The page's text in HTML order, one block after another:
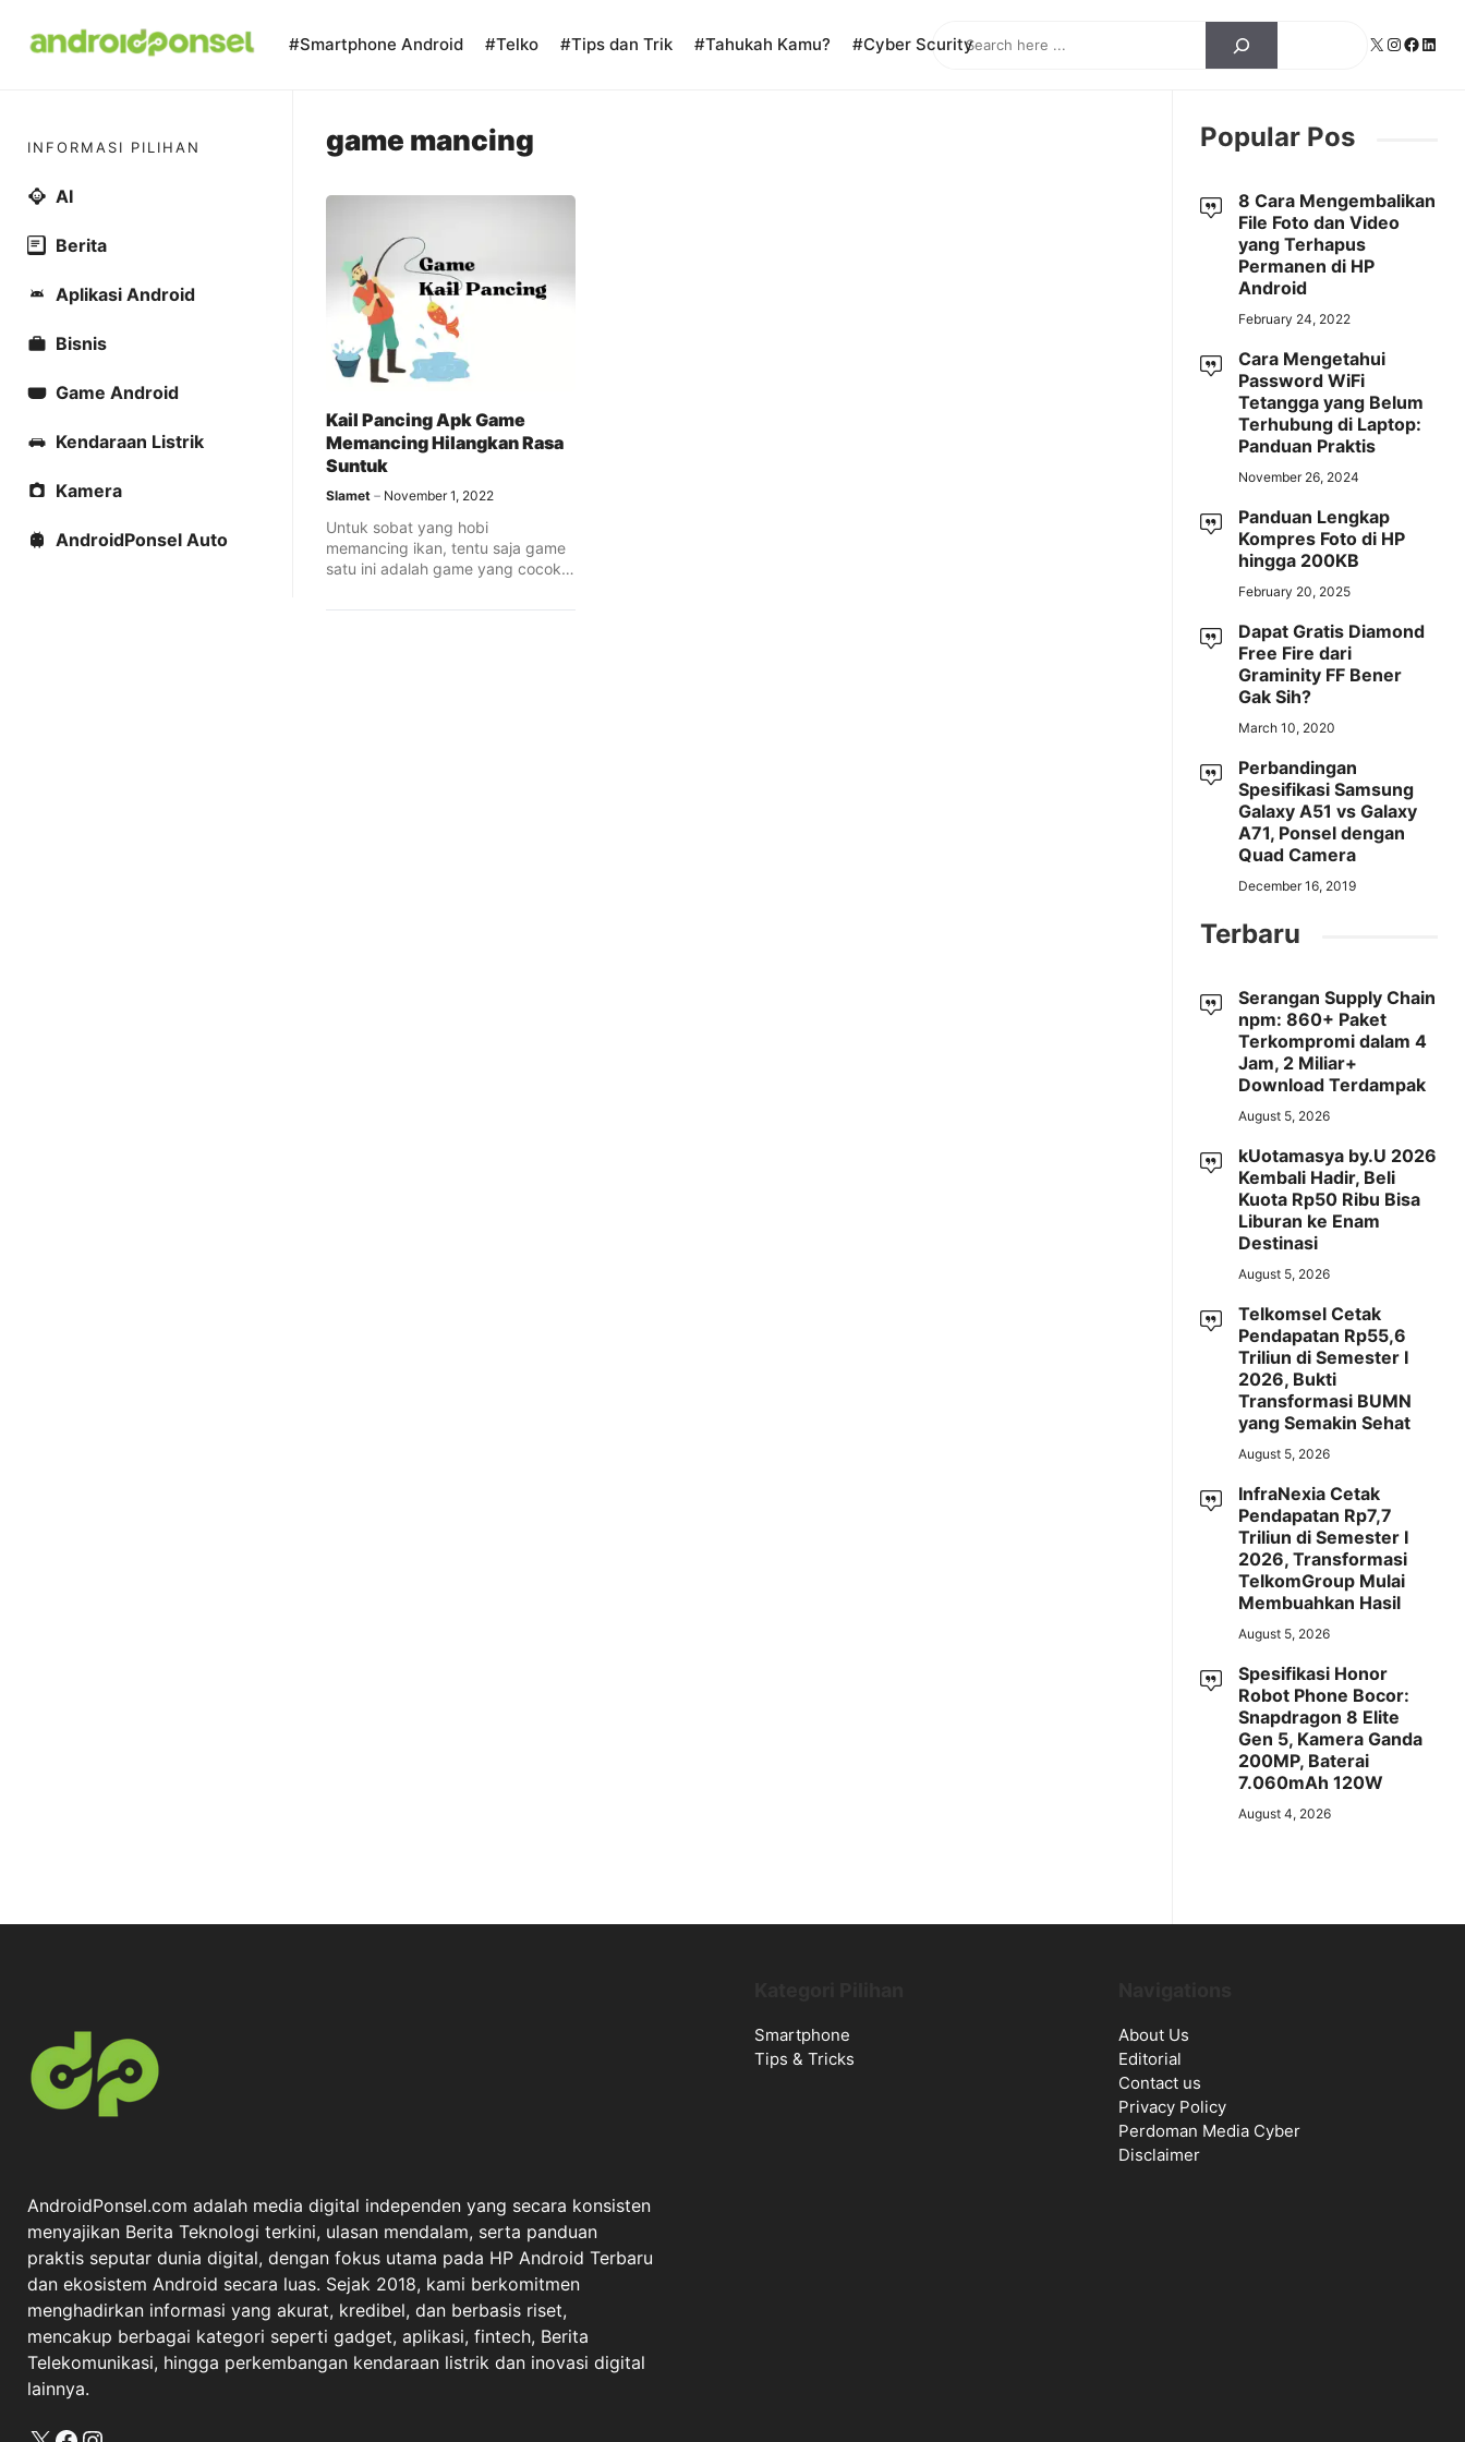
Search X Instagram
#Smartphone Android #Telko #Tips dan Trik #Tahukah Kamu? #Cyber Scurity
game mancing
Kail Pancing Apk Game
Memancing Hilangkan Rasa
Suntuk
Slamet November 1, 2022
Untuk sobat yang hobi
memancing ikan, tentu saja game
satu ini adalah game yang cocok
INFORMASI PILIHAN
AI
Berita
Aplikasi Android
Bisnis
Game Android
Kendaraan Listrik
Kamera
AndroidPonsel Auto
Popular Pos
8 Cara Mengembalikan
File Foto dan Video
yang Terhapus
Permanen di HP
Android
February 24, 2022
Cara Mengetahui
Password WiFi
Tetangga yang Belum
Terhubung di Laptop:
Panduan Praktis
November 26, 2024
Panduan Lengkap
Kompres Foto di HP
hingga 200KB
February 20, 2025
Dapat Gratis Diamond
Free Fire dari
Graminity FF Bener
Gak Sih?
March 10, 2020
Perbandingan
Spesifikasi Samsung
Galaxy A51 vs Galaxy
A71, Ponsel dengan
Quad Camera
December 16, 2019
Terbaru
Serangan Supply Chain
npm: 860+ Paket
Terkompromi dalam 4
Jam, 2 Miliar+
Download Terdampak
August 5, 2026
kUotamasya by.U 2026
Kembali Hadir, Beli
Kuota Rp50 Ribu Bisa
Liburan ke Enam
Destinasi
August 5, 2026
Telkomsel Cetak
Pendapatan Rp55,6
Triliun di Semester I
2026, Bukti
Transformasi BUMN
yang Semakin Sehat
August 5, 2026
InfraNexia Cetak
Pendapatan Rp7,7
Triliun di Semester I
2026, Transformasi
TelkomGroup Mulai
Membuahkan Hasil
August 5, 2026
Spesifikasi Honor
Robot Phone Bocor:
Snapdragon 8 Elite
Gen 5, Kamera Ganda
200MP, Baterai
7.060mAh 120W
August 4, 2026
AndroidPonsel.com adalah media digital independen yang secara konsisten
menyajikan Berita Teknologi terkini, ulasan mendalam, serta panduan
praktis seputar dunia digital, dengan fokus utama pada HP Android Terbaru
dan ekosistem Android secara luas. Sejak 2018, kami berkomitmen
menghadirkan informasi yang akurat, kredibel, dan berbasis riset,
mencakup berbagai kategori seperti gadget, aplikasi, fintech, Berita
Telekomunikasi, hingga perkembangan kendaraan listrik dan inovasi digital
lainnya.
Smartphone
Tips & Tricks
About Us
Editorial
Contact us
Privacy Policy
Perdoman Media Cyber
Disclaimer